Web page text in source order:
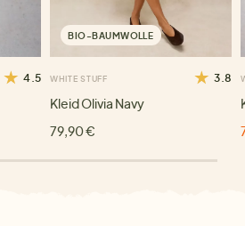
4.5
BIO-BAUMWOLLE
WHITE STUFF 3.8
Kleid Olivia Navy
79,90 €